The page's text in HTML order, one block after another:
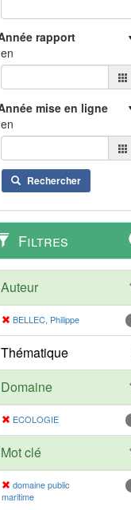
en
en
Rechercher
Filtres
Auteur
BELLEC, Philippe
Thématique
Domaine
ECOLOGIE
Mot clé
domaine public
maritime